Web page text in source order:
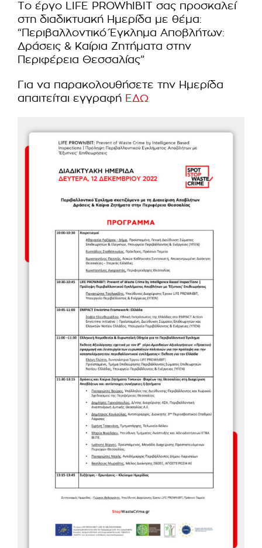
Το έργο LIFE PROWhIBIT σας προσκαλεί
στη διαδικτυακή Ημερίδα με θέμα:
“Περιβαλλοντικό Έγκλημα Αποβλήτων:
Δράσεις & Καίρια Ζητήματα στην
Περιφέρεια Θεσσαλίας”
Για να παρακολουθήσετε την Ημερίδα
απαιτείται εγγραφή ΕΔΩ